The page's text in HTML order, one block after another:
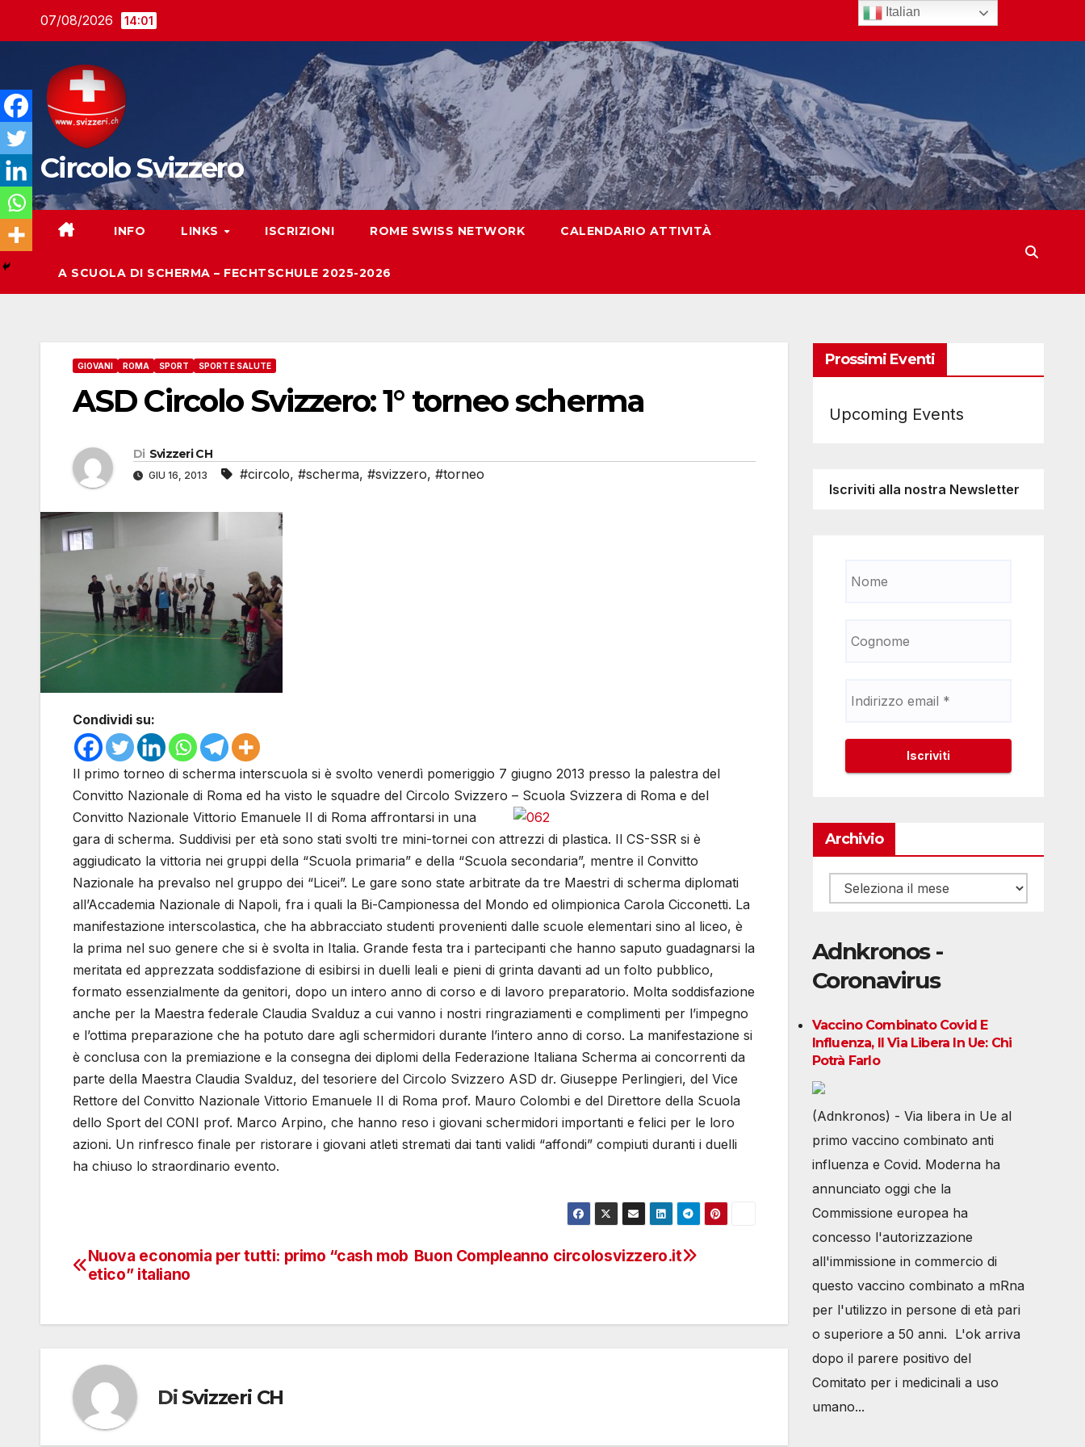
07/08/2026 14:01
Circolo Svizzero
INFO LINKS ISCRIZIONI ROME SWISS NETWORK CALENDARIO ATTIVITÀ
A SCUOLA DI SCHERMA – FECHTSCHULE 2025-2026
GIOVANI ROMA SPORT SPORT E SALUTE
ASD Circolo Svizzero: 1° torneo scherma
Di Svizzeri CH
GIU 16, 2013 #circolo, #scherma, #svizzero, #torneo
Condividi su:
Il primo torneo di scherma interscuola si è svolto venerdì pomeriggio 7 giugno 2013 presso la palestra del
Convitto Nazionale di Roma ed ha visto le squadre del Circolo Svizzero – Scuola Svizzera di Roma e del
Convitto Nazionale Vittorio Emanuele II di Roma affrontarsi in una
gara di scherma. Suddivisi per età sono stati svolti tre mini-tornei con attrezzi di plastica. Il CS-SSR si è
aggiudicato la vittoria nei gruppi della “Scuola primaria” e della “Scuola secondaria”, mentre il Convitto
Nazionale ha prevalso nel gruppo dei “Licei”. Le gare sono state arbitrate da tre Maestri di scherma diplomati
all’Accademia Nazionale di Napoli, fra i quali la Bi-Campionessa del Mondo ed olimpionica Carola Cicconetti. La
manifestazione interscolastica, che ha abbracciato studenti provenienti dalle scuole elementari sino al liceo, è
la prima nel suo genere che si è svolta in Italia. Grande festa tra i partecipanti che hanno saputo guadagnarsi la
meritata ed apprezzata soddisfazione di esibirsi in duelli leali e pieni di grinta davanti ad un folto pubblico,
formato essenzialmente da genitori, dopo un intero anno di corso e di lavoro preparatorio. Molta soddisfazione
anche per la Maestra federale Claudia Svalduz a cui vanno i nostri ringraziamenti e complimenti per l’impegno
e l’ottima preparazione che ha potuto dare agli schermidori durante l’intero anno di corso. La manifestazione si
è conclusa con la premiazione e la consegna dei diplomi della Federazione Italiana Scherma ai concorrenti da
parte della Maestra Claudia Svalduz, del tesoriere del Circolo Svizzero ASD dr. Giuseppe Perlingieri, del Vice
Rettore del Convitto Nazionale Vittorio Emanuele II di Roma prof. Mauro Colombi e del Direttore della Scuola
dello Sport del CONI prof. Marco Arpino, che hanno reso i giovani schermidori importanti e felici per le loro
azioni. Un rinfresco finale per ristorare i giovani atleti stremati dai tanti validi “affondi” compiuti duranti i duelli
ha chiuso lo straordinario evento.
Navigazione
Buon Compleanno circolosvizzero.it
Nuova economia per tutti: primo “cash mob
etico” italiano
Di Svizzeri CH
Prossimi Eventi
Upcoming Events
Iscriviti alla nostra Newsletter
Archivio
Archivio
Adnkronos -
Coronavirus
Vaccino Combinato Covid E
Influenza, Il Via Libera In Ue: Chi
Potrà Farlo
(Adnkronos) - Via libera in Ue al
primo vaccino combinato anti
influenza e Covid. Moderna ha
annunciato oggi che la
Commissione europea ha
concesso l'autorizzazione
all'immissione in commercio di
questo vaccino combinato a mRna
per l'utilizzo in persone di età pari
o superiore a 50 anni. L'ok arriva
dopo il parere positivo del
Comitato per i medicinali a uso
umano...
Italian